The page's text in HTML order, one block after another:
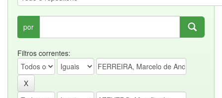
por
Filtros correntes: